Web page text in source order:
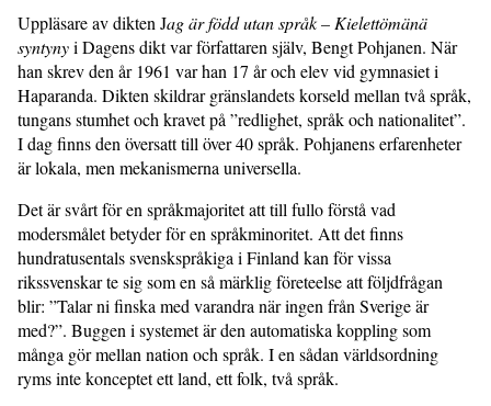
Uppläsare av dikten Jag är född utan språk – Kielettömänä
syntynyi Dagens dikt var författaren själv, Bengt Pohjanen. När
han skrev den år 1961 var han 17 år och elev vid gymnasiet i
Haparanda. Dikten skildrar gränslandets korseld mellan två språk,
tungans stumhet och kravet på ”redlighet, språk och nationalitet”.
I dag finns den översatt till över 40 språk. Pohjanens erfarenheter
är lokala, men mekanismerna universella.
Det är svårt för en språkmajoritet att till fullo förstå vad
modersmålet betyder för en språkminoritet. Att det finns
hundratusentals svenskspråkiga i Finland kan för vissa
rikssvenskar te sig som en så märklig företeelse att följdfrågan
blir: ”Talar ni finska med varandra när ingen från Sverige är
med?”. Buggen i systemet är den automatiska koppling som
många gör mellan nation och språk. I en sådan världsordning
ryms inte konceptet ett land, ett folk, två språk.